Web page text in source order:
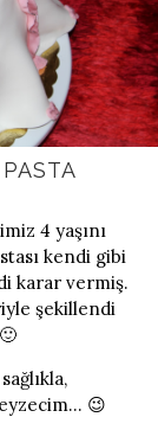
4 yaşını
kendi gibi
karar vermiş.
şekillendi
😉